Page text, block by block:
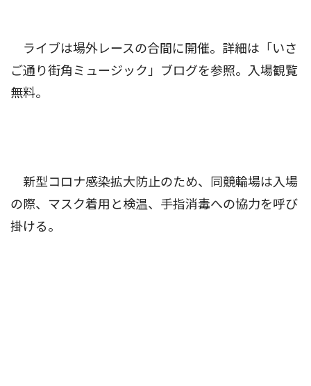
ライブは場外レースの合間に開催。詳細は「いさ
ご通り街角ミュージック」ブログを参照。入場観覧
無料。
新型コロナ感染拡大防止のため、同競輪場は入場
の際、マスク着用と検温、手指消毒への協力を呼び
掛ける。